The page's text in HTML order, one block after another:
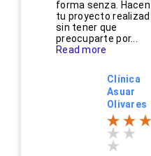
forma senza. Hacen
tu proyecto realizad
sin tener que
preocuparte por...
Read more
Clínica
Asuar
Olivares